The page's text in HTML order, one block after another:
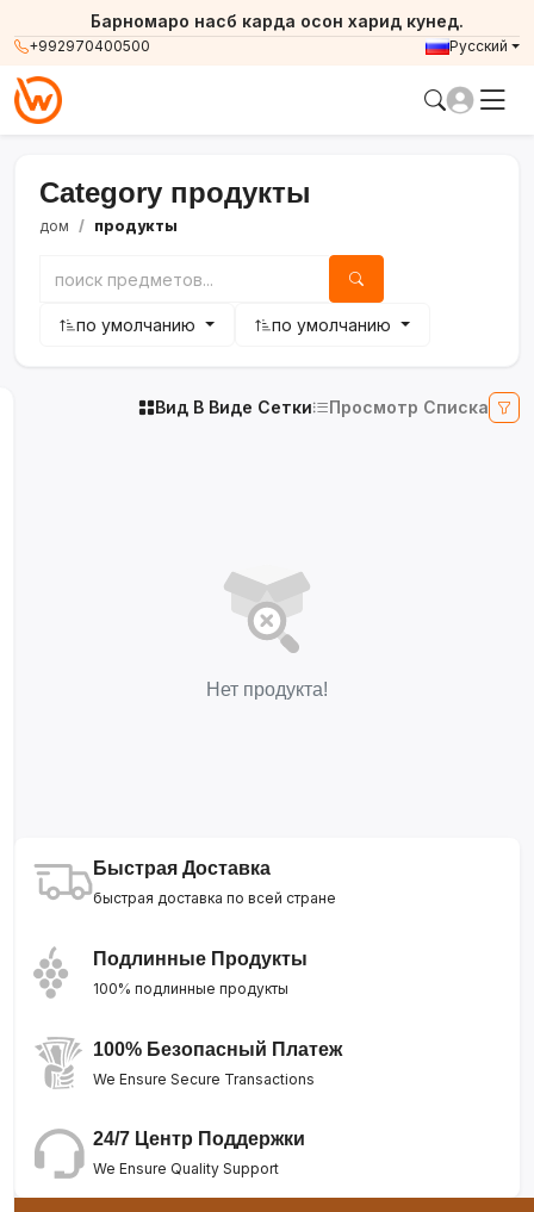
+992970400500
Барномаро насб карда осон харид кунед.
Русский
Category продукты
дом продукты
по умолчанию по умолчанию
Вид В Виде Сетки Просмотр Списка
Нет продукта!
Быстрая Доставка
быстрая доставка по всей стране
Подлинные Продукты
100% подлинные продукты
100% Безопасный Платеж
We Ensure Secure Transactions
24/7 Центр Поддержки
We Ensure Quality Support